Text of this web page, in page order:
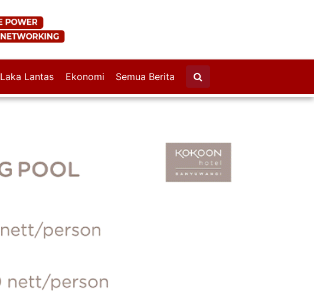
Laka Lantas Ekonomi Semua Berita